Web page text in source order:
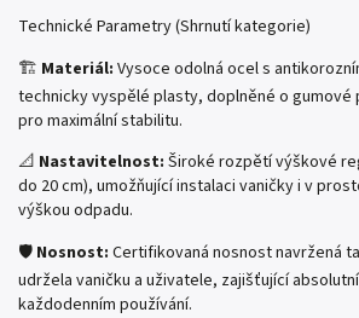
Technické Parametry (Shrnutí kategorie)
🏗️ Materiál: Vysoce odolná ocel s
technicky vyspělé plasty, doplněné o
pro maximální stabilitu.
📐 Nastavitelnost: Široké rozpětí výškové
do 20 cm), umožňující instalaci vaničky i v
výškou odpadu.
🛡️ Nosnost: Certifikovaná nosnost navržená
udržela vaničku a uživatele, zajišťující
každodenním používání.